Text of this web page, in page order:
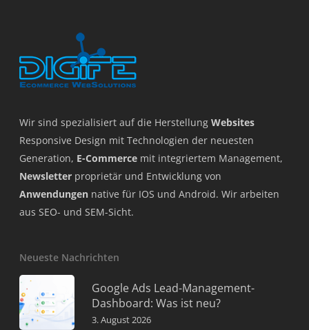
Wir sind spezialisiert auf die Herstellung Websites
Responsive Design mit Technologien der neuesten
Generation, E-Commerce mit integriertem Management,
Newsletter proprietär und Entwicklung von
Anwendungen native für IOS und Android. Wir arbeiten
aus SEO- und SEM-Sicht.
Neueste Nachrichten
Google Ads Lead-Management-
Dashboard: Was ist neu?
3. August 2026